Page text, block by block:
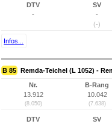
DTV
-
SV
-
(-)
Infos...
B 85 Remda-Teichel (L 1052) -
Nr.
13.912
(8.050)
B-Rang
10.042
(7.638)
DTV
SV